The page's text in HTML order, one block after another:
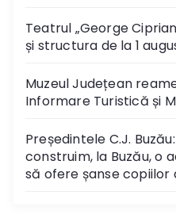
Teatrul „George
și structura de la 1
Muzeul Județean
Informare Turistică și
Președintele C.J.
construim, la Buzău, o
să ofere șanse copiilor